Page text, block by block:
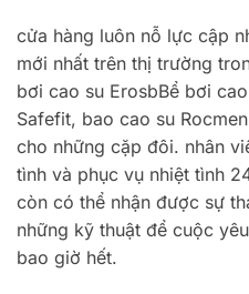
cửa hàng luôn nỗ lực cập
mới nhất trên thị trường
bơi cao su ErosbBể bơi
Safefit, bao cao su
cho những cặp đôi. nhân
tình và phục vụ nhiệt tình
còn có thể nhận được sự
những kỹ thuật để cuộc
bao giờ hết.